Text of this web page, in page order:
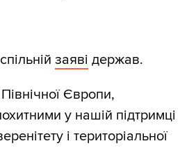
заяві держав.
Європи,
у нашій підтримці
і територіальної